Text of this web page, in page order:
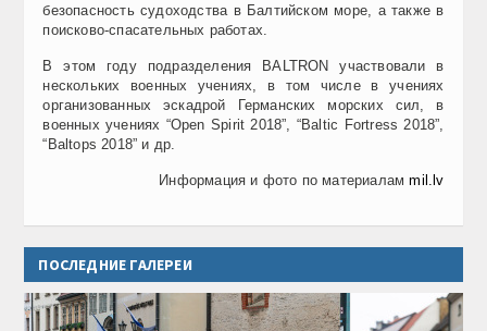
безопасность судоходства в Балтийском море, а также в
поисково-спасательных работах.
В этом году подразделения BALTRON участвовали в
нескольких военных учениях, в том числе в учениях
организованных эскадрой Германских морских сил, в
военных учениях “Open Spirit 2018”, “Baltic Fortress 2018”,
“Baltops 2018” и др.
Информация и фото по материаламmil.lv
ПОСЛЕДНИЕ ГАЛЕРЕИ